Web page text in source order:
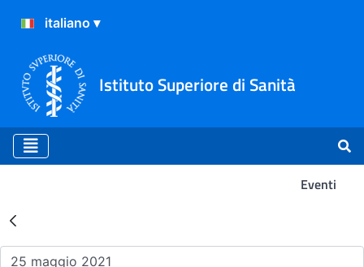
Istituto Superiore di Sanità
Eventi
Risultati della Ricerca -